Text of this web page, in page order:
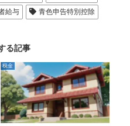
給与 青色申告特別控除
る記事
税金